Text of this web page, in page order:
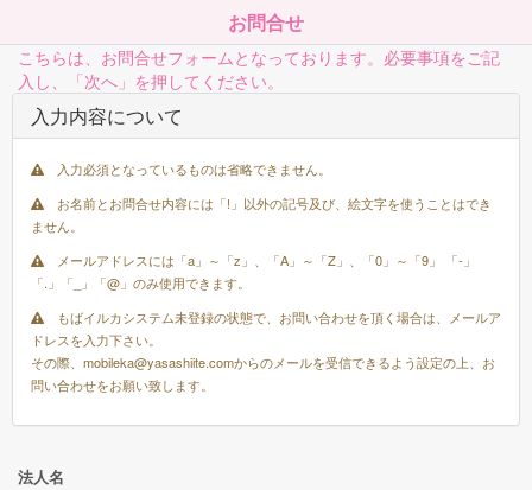
お問合せ
こちらは、お問合せフォームとなっております。必要事項をご記
入し、「次へ」を押してください。
入力内容について
入力必須となっているものは省略できません。
お名前とお問合せ内容には「!」以外の記号及び、絵文字を使うことはでき
ません。
メールアドレスには「a」～「z」、「A」～「Z」、「0」～「9」 「-」
「.」「_」「@」のみ使用できます。
もばイルカシステム未登録の状態で、お問い合わせを頂く場合は、メールア
ドレスを入力下さい。
その際、mobileka@yasashiite.comからのメールを受信できるよう設定の上、お
問い合わせをお願い致します。
法人名